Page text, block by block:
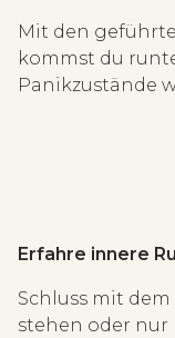
Mit den
kommst du
Panikzustände
Erfahre innere
Schluss mit
stehen oder